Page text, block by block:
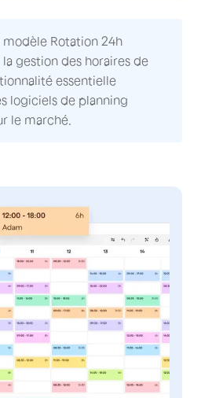
modèle Rotation 24h
gestion des horaires de
essentielle
logiciels de planning
le marché.